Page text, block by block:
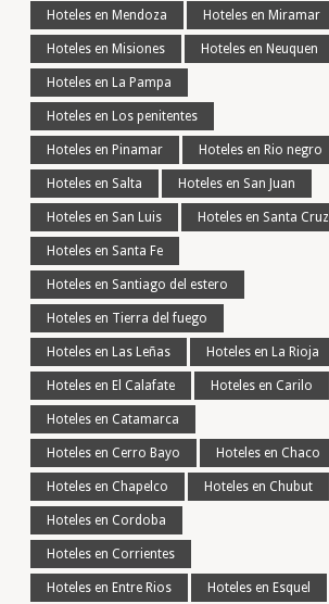
Hoteles en Mendoza Hoteles en Miramar
Hoteles en Misiones Hoteles en Neuquen
Hoteles en La Pampa
Hoteles en Los penitentes
Hoteles en Pinamar Hoteles en Rio negro
Hoteles en Salta Hoteles en San Juan
Hoteles en San Luis Hoteles en Santa Cruz
Hoteles en Santa Fe
Hoteles en Santiago del estero
Hoteles en Tierra del fuego
Hoteles en Las Leñas Hoteles en La Rioja
Hoteles en El Calafate Hoteles en Carilo
Hoteles en Catamarca
Hoteles en Cerro Bayo Hoteles en Chaco
Hoteles en Chapelco Hoteles en Chubut
Hoteles en Cordoba
Hoteles en Corrientes
Hoteles en Entre Rios Hoteles en Esquel